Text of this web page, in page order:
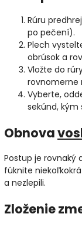
Rúru
po pečení).
Plech
obrúsok a
Vložte do
rovnomerne
Vyberte,
sekúnd, kým
Obnova
Postup je rovnaký
fúknite
a nezlepili.
Zloženie